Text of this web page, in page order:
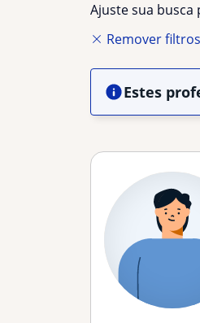
Ajuste sua
Remover filtros
Estes